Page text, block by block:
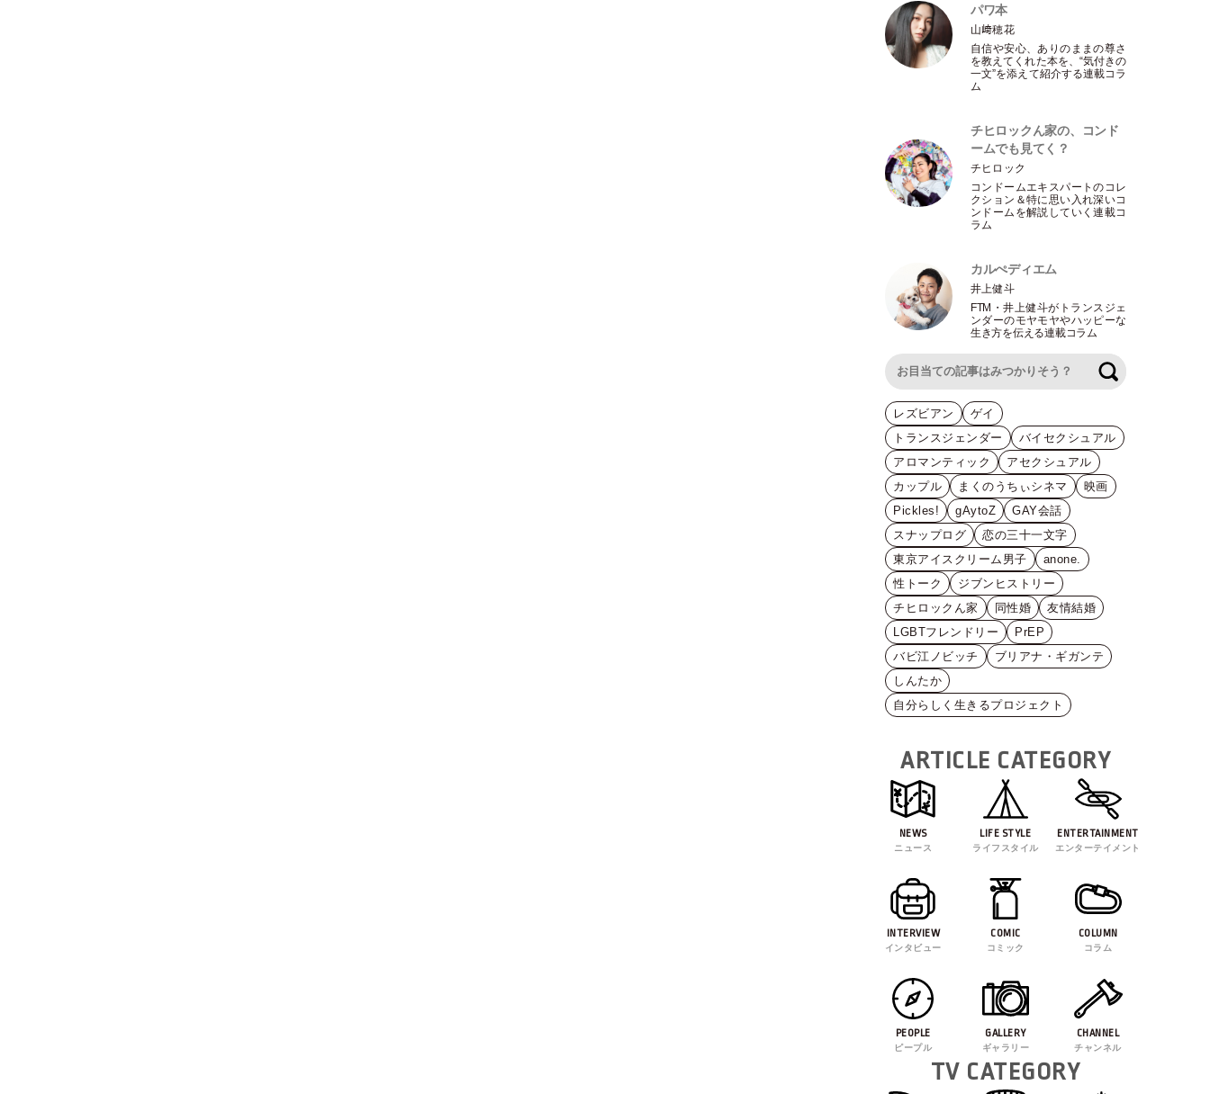
パワ本
山﨑穂花
自信や安心、ありのままの尊さ
を教えてくれた本を、“気付きの
一文”を添えて紹介する連載コラ
ム
チヒロックん家の、コンド
ームでも見てく？
チヒロック
コンドームエキスパートのコレ
クション＆特に思い入れ深いコ
ンドームを解説していく連載コ
ラム
カルぺディエム
井上健斗
FTM ・井上健斗がトランスジェ
ンダーのモヤモヤやハッピーな
生き方を伝える連載コラム
レズビアン
ゲイ
トランスジェンダー
バイセクシュアル
アロマンティック
アセクシュアル
カップル
まくのうちぃシネマ
映画
Pickles!
gAytoZ
GAY会話
スナップログ
恋の三十一文字
東京アイスクリーム男子
anone.
性トーク
ジブンヒストリー
チヒロックん家
同性婚
友情結婚
LGBTフレンドリー
PrEP
バビ江ノビッチ
ブリアナ・ギガンテ
しんたか
自分らしく生きるプロジェクト
ARTICLE CATEGORY
NEWS
ニュース
LIFE STYLE
ライフスタイル
ENTERTAINMENT
エンターテイメント
INTERVIEW
インタビュー
COMIC
コミック
COLUMN
コラム
PEOPLE
ピープル
GALLERY
ギャラリー
CHANNEL
チャンネル
TV CATEGORY